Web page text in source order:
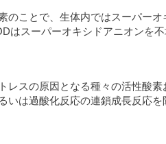
ことで、生体内ではスーパーオ
はスーパーオキシドアニオンを
レスの原因となる種々の活性酸素
は過酸化反応の連鎖成長反応